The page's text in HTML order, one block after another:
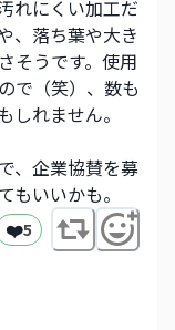
れにくい加工だ
、落ち葉や大き
そうです。使用
で（笑）、数も
れません。
、企業協賛を募
もいいかも。
❤️5